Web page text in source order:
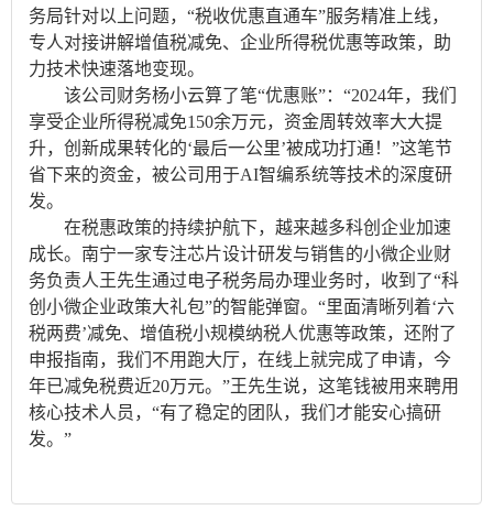
务局针对以上问题，“税收优惠直通车”服务精准上线，
专人对接讲解增值税减免、企业所得税优惠等政策，助
力技术快速落地变现。
该公司财务杨小云算了笔“优惠账”：“2024年，我们
享受企业所得税减免150余万元，资金周转效率大大提
升，创新成果转化的‘最后一公里’被成功打通！”这笔节
省下来的资金，被公司用于AI智编系统等技术的深度研
发。
在税惠政策的持续护航下，越来越多科创企业加速
成长。南宁一家专注芯片设计研发与销售的小微企业财
务负责人王先生通过电子税务局办理业务时，收到了“科
创小微企业政策大礼包”的智能弹窗。“里面清晰列着‘六
税两费’减免、增值税小规模纳税人优惠等政策，还附了
申报指南，我们不用跑大厅，在线上就完成了申请，今
年已减免税费近20万元。”王先生说，这笔钱被用来聘用
核心技术人员，“有了稳定的团队，我们才能安心搞研
发。”